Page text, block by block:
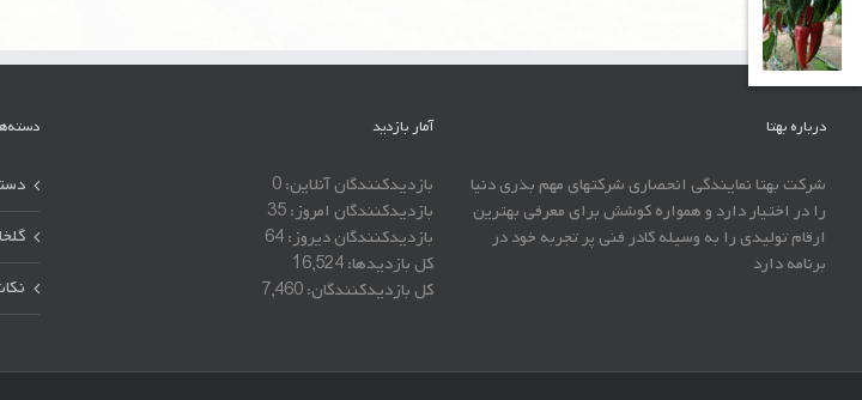
درباره بهتا
شرکت بهتا نمایندگی انحصاری شرکتهای مهم بذری دنیا
را در اختیار دارد و همواره کوشش برای معرفی بهترین
ارقام تولیدی را به وسیله کادر فنی پر تجربه خود در
برنامه دارد
آمار بازدید
بازدیدکنندگان آنلاین:0
بازدیدکنندگان امروز:35
بازدیدکنندگان دیروز:64
کل بازدیدها:16,524
کل بازدیدکنند‌گان:7,460